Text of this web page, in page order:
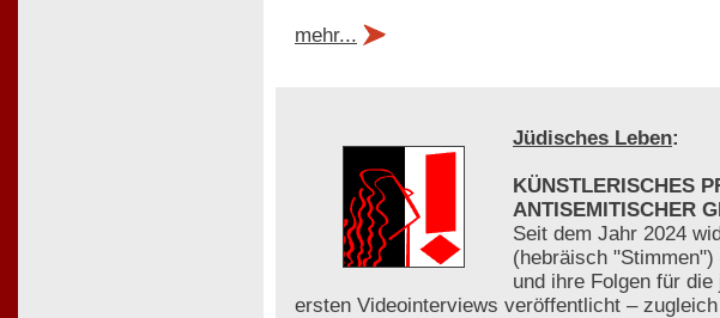
mehr...
Jüdisches Leben:
KÜNSTLERISCHES
ANTISEMITISCHER
Seit dem Jahr 2024
(hebräisch
und ihre Folgen für
ersten Videointerviews veröffentlicht –